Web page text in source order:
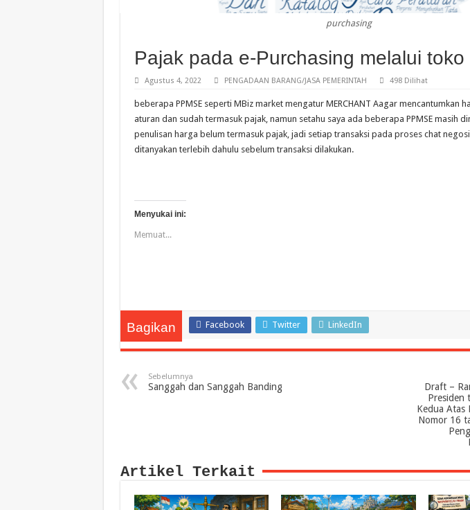
purchasing
Pajak pada e-Purchasing melalui toko
Agustus 4, 2022 PENGADAAN BARANG/JASA PEMERINTAH 498 Dilihat
beberapa PPMSE seperti MBiz market mengatur MERCHANT Aagar mencantumkan
aturan dan sudah termasuk pajak, namun setahu saya ada beberapa PPMSE masih
penulisan harga belum termasuk pajak, jadi setiap transaksi pada proses chat
ditanyakan terlebih dahulu sebelum transaksi dilakukan.
Menyukai ini:
Memuat...
Bagikan Facebook Twitter LinkedIn
Sebelumnya
Sanggah dan Sanggah Banding
Draft –
Presiden
Kedua Atas
Nomor 16
Artikel Terkait